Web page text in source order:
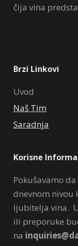
čija vina
Brzi Linkovi
Uvod
Naš Tim
Saradnja
Korisne
Pokušavamo
dnevnom nivou
ljubitelja vina.
ili preporuke
na